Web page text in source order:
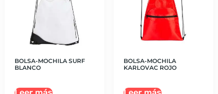
BOLSA-MOCHILA SURF
BLANCO
BOLSA-MOCHILA
KARLOVAC ROJO